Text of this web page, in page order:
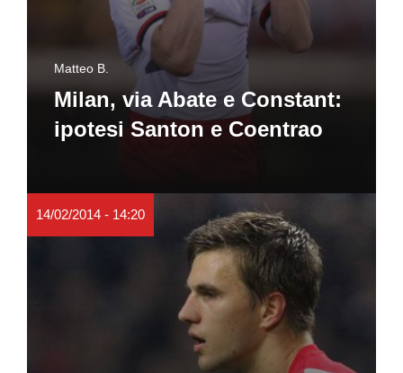
Matteo B.
Milan, via Abate e Constant:
ipotesi Santon e Coentrao
14/02/2014 - 14:20